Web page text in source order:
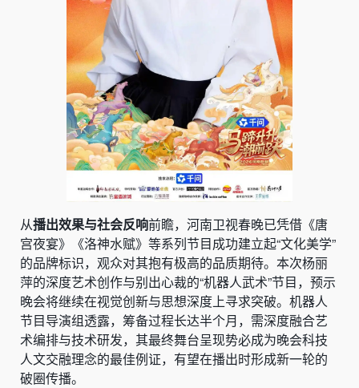
从播出效果与社会反响前瞻，河南卫视春晚已凭借《唐
宫夜宴》《洛神水赋》等系列节目成功建立起“文化美学”
的品牌标识，观众对其抱有极高的品质期待。本次杨丽
萍的深度艺术创作与别出心裁的“机器人武术”节目，预示
晚会将继续在视觉创新与思想深度上寻求突破。机器人
节目导演组透露，筹备过程长达半个月，需深度融合艺
术编排与技术研发，其最终舞台呈现势必成为晚会科技
人文交融理念的最佳例证，有望在播出时形成新一轮的
破圈传播。